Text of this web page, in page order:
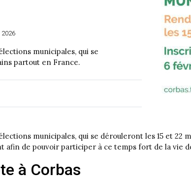
2026
municipales, qui se
partout en France.
municipales, qui se dérouleront les 15 et
afin de pouvoir participer à ce temps fort de la vie
à Corbas